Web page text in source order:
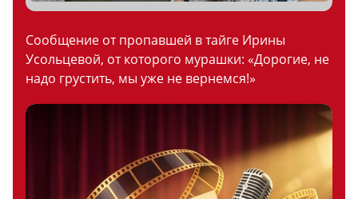
Сообщение от пропавшей в тайге Ирины
Усольцевой, от которого мурашки: «Дорогие, не
надо грустить, мы уже не вернемся!»